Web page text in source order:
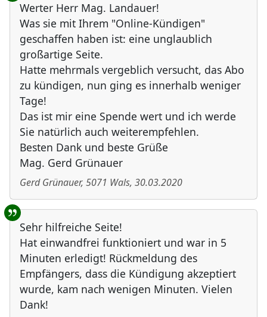
Werter Herr Mag. Landauer!
Was sie mit Ihrem "Online-Kündigen"
geschaffen haben ist: eine unglaublich
großartige Seite.
Hatte mehrmals vergeblich versucht, das Abo
zu kündigen, nun ging es innerhalb weniger
Tage!
Das ist mir eine Spende wert und ich werde
Sie natürlich auch weiterempfehlen.
Besten Dank und beste Grüße
Mag. Gerd Grünauer
Gerd Grünauer, 5071 Wals, 30.03.2020
Sehr hilfreiche Seite!
Hat einwandfrei funktioniert und war in 5
Minuten erledigt! Rückmeldung des
Empfängers, dass die Kündigung akzeptiert
wurde, kam nach wenigen Minuten. Vielen
Dank!